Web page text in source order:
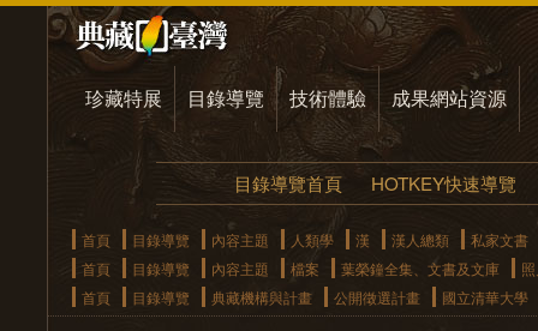
珍藏特展 目錄導覽 技術體驗 成果網站資源
目錄導覽首頁 HOTKEY快速導覽
首頁 目錄導覽 內容主題 人類學 漢 漢人總類
私家文書
首頁
目錄導覽 內容主題 檔案 葉榮鐘全集、文書及文庫
首頁
目錄導覽 典藏機構與計畫 公開徵選計畫 國立清華大學